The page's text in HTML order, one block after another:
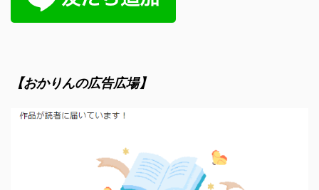
【おかりんの広告広場】